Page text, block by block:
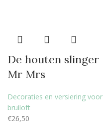
De houten slinger
Mr Mrs
Decoraties en versiering voor
bruiloft
€26,50